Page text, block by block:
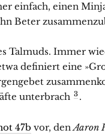
einfach, einen
Beter
Talmuds. Immer
definiert eine
unterbrach 3 .
47b vor, denAaron